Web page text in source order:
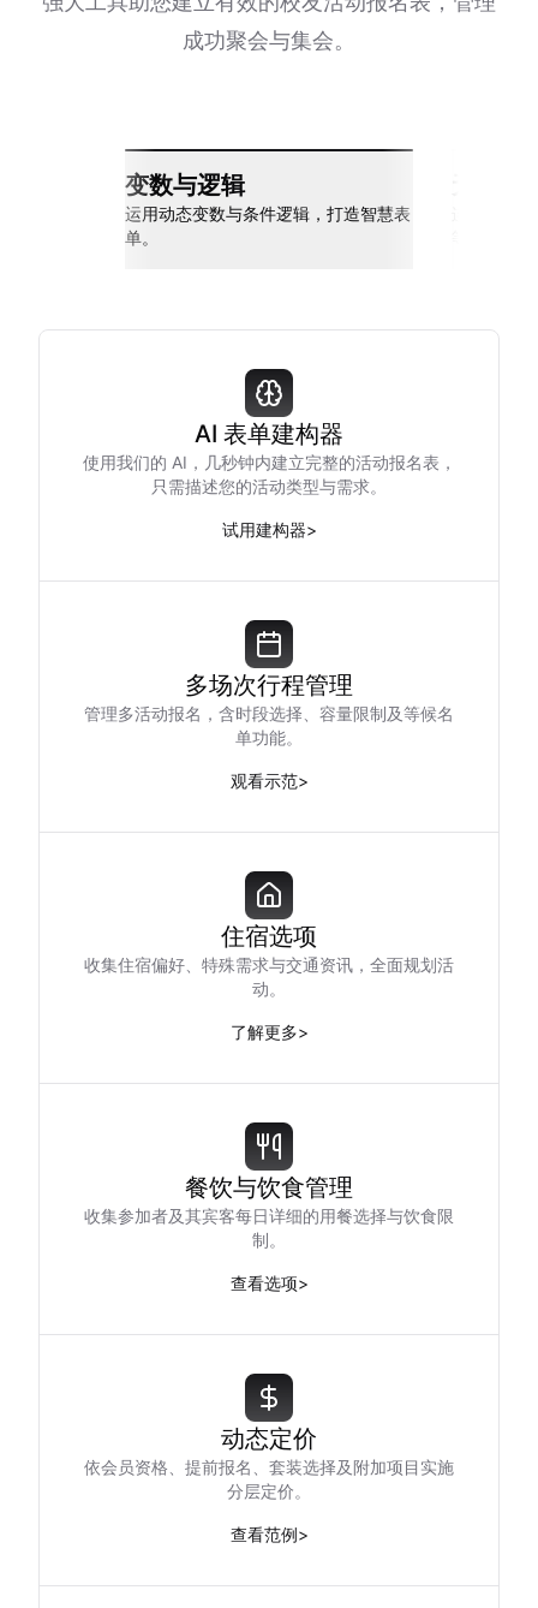
成功聚会与集会。
变数与逻辑
运用动态变数与条件逻辑，打造智慧表
单。
AI 表单建构器
使用我们的 AI，几秒钟内建立完整的活动报名表，
只需描述您的活动类型与需求。
试用建构器>
多场次行程管理
管理多活动报名，含时段选择、容量限制及等候名
单功能。
观看示范>
住宿选项
收集住宿偏好、特殊需求与交通资讯，全面规划活
动。
了解更多>
餐饮与饮食管理
收集参加者及其宾客每日详细的用餐选择与饮食限
制。
查看选项>
动态定价
依会员资格、提前报名、套装选择及附加项目实施
分层定价。
查看范例>